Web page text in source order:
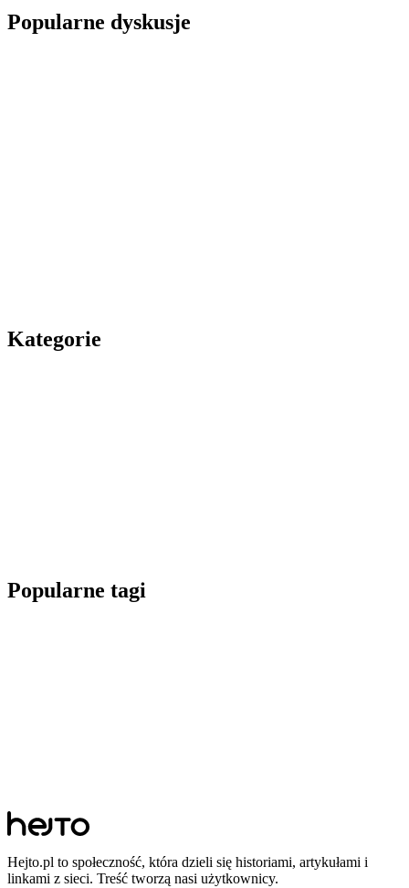
Popularne dyskusje
Kategorie
Popularne tagi
Hejto.pl to społeczność, która dzieli się historiami, artykułami i
linkami z sieci. Treść tworzą nasi użytkownicy.